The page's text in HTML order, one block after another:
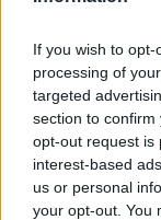
If you wish to
processing of
targeted
section to
opt-out request is
interest-based
us or personal
your opt-out. You
lägga
sidan när
samlas i